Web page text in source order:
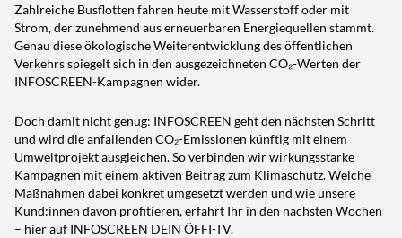
Zahlreiche Busflotten fahren heute mit Wasserstoff oder mit
Strom, der zunehmend aus erneuerbaren Energiequellen stammt.
Genau diese ökologische Weiterentwicklung des öffentlichen
Verkehrs spiegelt sich in den ausgezeichneten CO₂-Werten der
INFOSCREEN-Kampagnen wider.
Doch damit nicht genug: INFOSCREEN geht den nächsten Schritt
und wird die anfallenden CO₂-Emissionen künftig mit einem
Umweltprojekt ausgleichen. So verbinden wir wirkungsstarke
Kampagnen mit einem aktiven Beitrag zum Klimaschutz. Welche
Maßnahmen dabei konkret umgesetzt werden und wie unsere
Kund:innen davon profitieren, erfahrt Ihr in den nächsten Wochen
– hier auf INFOSCREEN DEIN ÖFFI-TV.